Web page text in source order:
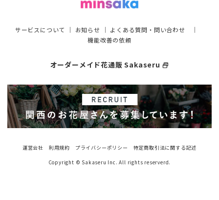
サービスについて ｜ お知らせ ｜ よくある質問・問い合わせ ｜
機能改善の依頼
オーダーメイド花通販 Sakaseru select_window
運営会社 利用規約 プライバシーポリシー
特定商取引法に関する記述
Copyright © Sakaseru Inc. All rights reserverd.